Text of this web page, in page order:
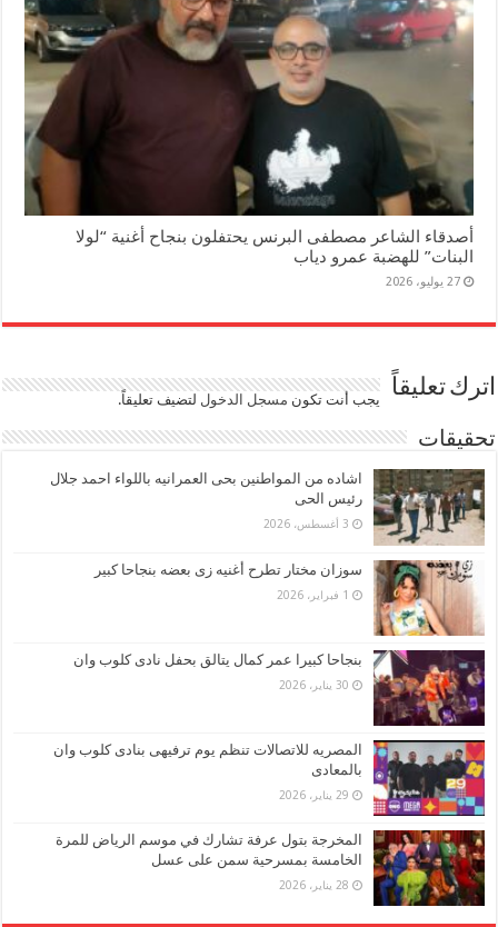
أصدقاء الشاعر مصطفى البرنس يحتفلون بنجاح أغنية “لولا
البنات” للهضبة عمرو دياب
27 يوليو، 2026
اترك تعليقاً يجب أنت تكون مسجل الدخول لتضيف تعليقاً.
تحقيقات
اشاده من المواطنين بحى العمرانيه باللواء احمد جلال
رئيس الحى
3 أغسطس، 2026
سوزان مختار تطرح أغنيه زى بعضه بنجاحا كبير
1 فبراير، 2026
بنجاحا كبيرا عمر كمال يتالق بحفل نادى كلوب وان
30 يناير، 2026
المصريه للاتصالات تنظم يوم ترفيهى بنادى كلوب وان
بالمعادى
29 يناير، 2026
المخرجة بتول عرفة تشارك في موسم الرياض للمرة
الخامسة بمسرحية سمن على عسل
28 يناير، 2026